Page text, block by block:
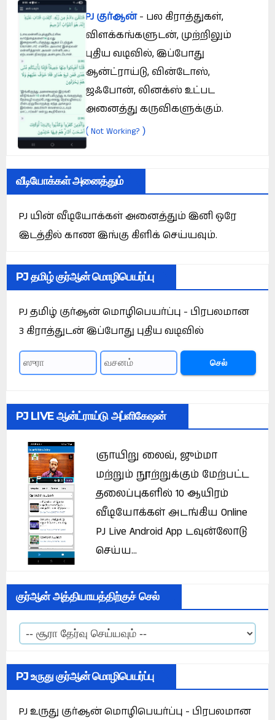
PJ குர்ஆன்- பல கிராத்துகள்,
விளக்கங்களுடன், முற்றிலும்
புதிய வடிவில், இப்போது
ஆன்ட்ராய்டு, வின்டோஸ்,
ஜஃபோன், லினக்ஸ் உட்பட
அனைத்து கருவிகளுக்கும்.
(Not Working? )
வீடியோக்கள் அனைத்தும்
PJ யின் வீடியோக்கள் அனைத்தும் இனி ஒரே
இடத்தில் காண இங்கு கிளிக் செய்யவும்.
PJ தமிழ் குர்ஆன் மொழிபெயர்ப்பு
PJ தமிழ் குர்ஆன் மொழிபெயர்ப்பு - பிரபலமான
3 கிராத்துடன் இப்போது புதிய வடிவில்
செல்
PJ LIVE ஆன்ட்ராய்டு அப்ளிகேஷன்
ஞாயிறு லைவ், ஜும்மா
மற்றும் நூற்றுக்கும் மேற்பட்ட
தலைப்புகளில் 10 ஆயிரம்
வீடியோக்கள் அடங்கிய Online
PJ Live Android App டவுன்லோடு
செய்ய...
குர்ஆன் அத்தியாயத்திற்குச் செல்
PJ உருது குர்ஆன் மொழிபெயர்ப்பு
PJ உருது குர்ஆன் மொழிபெயர்ப்பு - பிரபலமான